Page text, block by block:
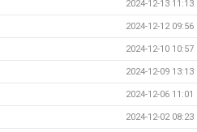
2024-12-13 11:13
2024-12-12 09:56
2024-12-10 10:57
2024-12-09 13:13
2024-12-06 11:01
2024-12-02 08:23